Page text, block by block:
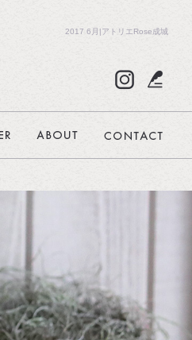
2017 6月|アトリエRose成城